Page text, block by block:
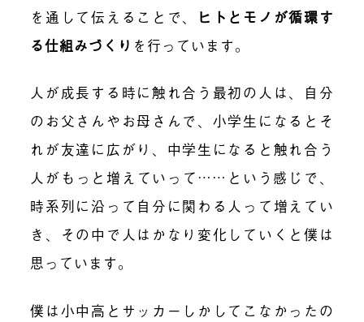
を通して伝えることで、
ヒトとモノが循環す
る仕組みづくり を行っています。
人が成長する時に触れ合う最初の人は、自分
のお父さんやお母さんで、小学生になるとそ
れが友達に広がり、中学生になると触れ合う
人がもっと増えていって …… という感じで、
時系列に沿って自分に関わる人って増えてい
き、その中で人はかなり変化していくと僕は
思っています。
僕は小中高とサッカーしかしてこなかったの